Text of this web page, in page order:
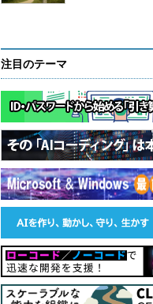
注目のテーマ